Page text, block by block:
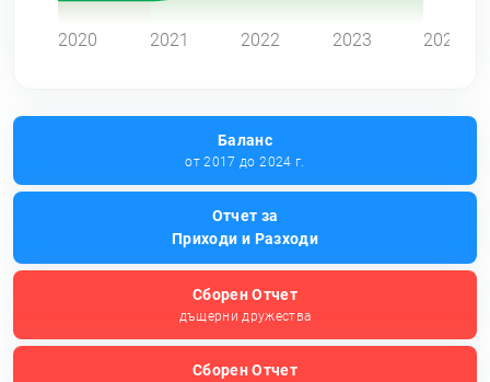
2020 2021 2022 2023 2024
Баланс
от 2017 до 2024 г.
Отчет за
Приходи и Разходи
Сборен Отчет
дъщерни дружества
Сборен Отчет